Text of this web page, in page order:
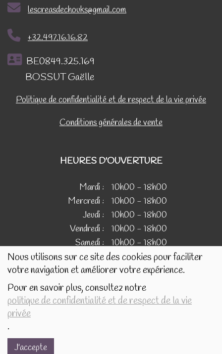
Nous utilisons sur ce site des cookies pour faciliter
votre navigation et améliorer votre expérience.
Pour en savoir plus, consultez notre
politique de confidentialité et de respect de la vie
privée
.
J'accepte
lescreasdechouks@gmail.com
+32.497.16.16.82
BE0849.325.169
BOSSUT Gaëlle
Politique de confidentialité et de respect de la vie privée
Conditions générales de vente
HEURES D'OUVERTURE
Mardi :
10h00 - 18h00
Mercredi :
10h00 - 18h00
Jeudi :
10h00 - 18h00
Vendredi :
10h00 - 18h00
Samedi : 10h00 - 18h00
IMAGES
Les images présentées pour illustrer les produits en vente
sur ce site ne sont pas contractuelles.